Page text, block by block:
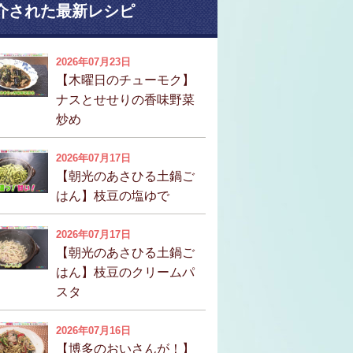
された最新レシピ
2026年07月23日
【木曜日のチューモク】
ナスとせせりの香味野菜
炒め
2026年07月17日
【朝光のあさひる土鍋ご
はん】枝豆の塩ゆで
2026年07月17日
【朝光のあさひる土鍋ご
はん】枝豆のクリームパ
スタ
2026年07月16日
【博多のおいさんが！】